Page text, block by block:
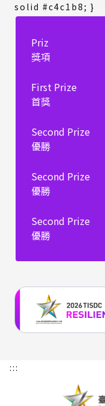
solid #c4c1b8; }
Priz
獎項
First Prize
首獎
Second Prize
優勝
Second Prize
優勝
Second Prize
優勝
:::